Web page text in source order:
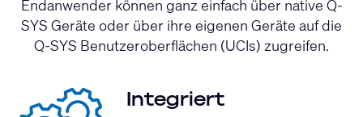
Endanwender können ganz einfach über native Q-
SYS Geräte oder über ihre eigenen Geräte auf die
Q-SYS Benutzeroberflächen (UCIs) zugreifen.
Integriert